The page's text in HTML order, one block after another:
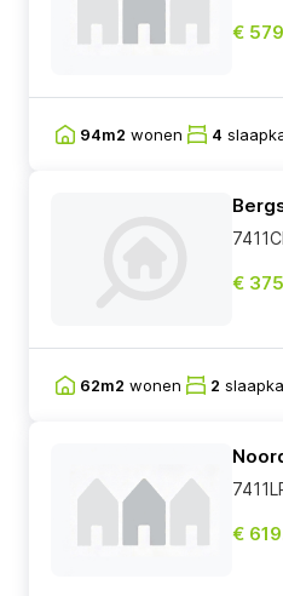
€
94m2 wonen 4
€
62m2 wonen 2
€